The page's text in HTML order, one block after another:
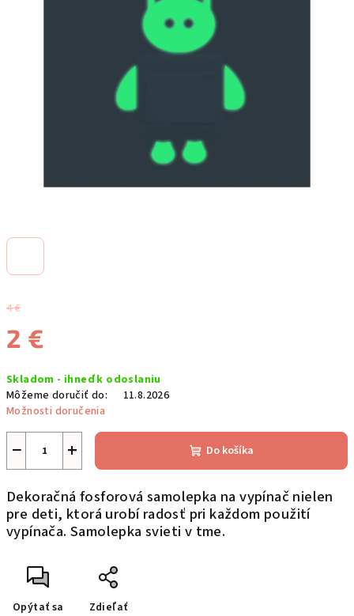
4 €
2 €
cena:
Skladom - ihneď k odoslaniu
Môžeme doručiť do:
11.8.2026
Možnosti doručenia
+
− Do košíka
Dekoračná fosforová samolepka na vypínač nielen
pre deti, ktorá urobí radosť pri každom použití
vypínača. Samolepka svieti v tme.
Opýtať sa Zdieľať